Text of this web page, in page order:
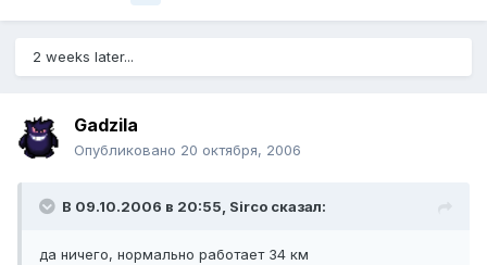
2 weeks later...
Gadzila
Опубликовано 20 октября, 2006
В 09.10.2006 в 20:55, Sirco сказал:
да ничего, нормально работает 34 км